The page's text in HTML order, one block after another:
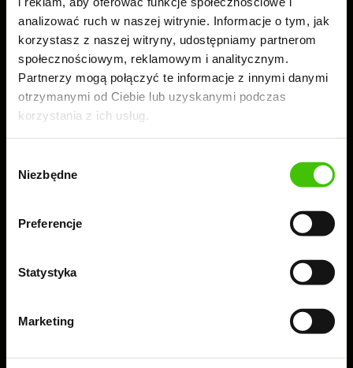
analizować ruch w naszej witrynie. Informacje o tym, jak
korzystasz z naszej witryny, udostępniamy partnerom
społecznościowym, reklamowym i analitycznym.
Partnerzy mogą połączyć te informacje z innymi danymi
otrzymanymi od Ciebie lub uzyskanymi podczas
korzystania z ich usług.
zgody
Niezbędne
Preferencje
Statystyka
Marketing
Zamów 100% bezpłatny audyt + ebook
Przeprowadzimy bezpłatny audyt Twojej strony lub